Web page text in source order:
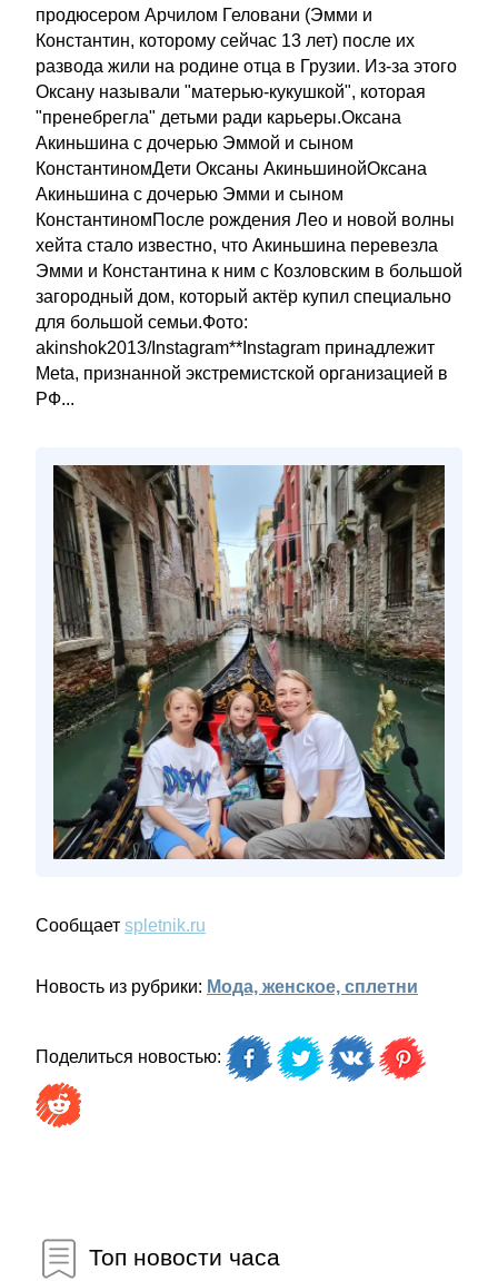
продюсером Арчилом Геловани (Эмми и
Константин, которому сейчас 13 лет) после их
развода жили на родине отца в Грузии. Из-за этого
Оксану называли "матерью-кукушкой", которая
"пренебрегла" детьми ради карьеры.Оксана
Акиньшина с дочерью Эммой и сыном
КонстантиномДети Оксаны АкиньшинойОксана
Акиньшина с дочерью Эмми и сыном
КонстантиномПосле рождения Лео и новой волны
хейта стало известно, что Акиньшина перевезла
Эмми и Константина к ним с Козловским в большой
загородный дом, который актёр купил специально
для большой семьи.Фото:
akinshok2013/Instagram**Instagram принадлежит
Meta, признанной экстремистской организацией в
РФ...
Сообщает spletnik.ru
Новость из рубрики: Мода, женское, сплетни
Поделиться новостью:
Топ новости часа